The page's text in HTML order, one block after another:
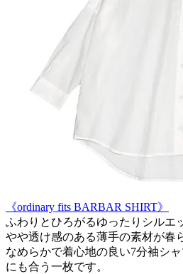
《ordinary fits BARBAR SHIRT》
ふわりとひろがるゆったりシルエ
やや透け感のある薄手の素材が春
なめらかで着心地の良い7分袖シ
にも合う一枚です。